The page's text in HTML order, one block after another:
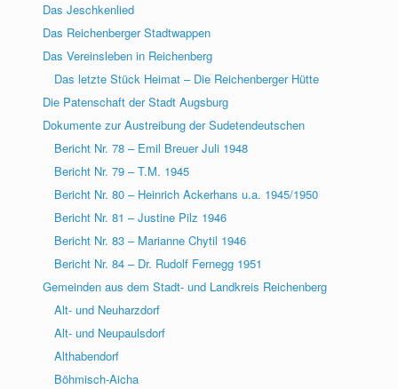
Das Jeschkenlied
Das Reichenberger Stadtwappen
Das Vereinsleben in Reichenberg
Das letzte Stück Heimat – Die Reichenberger Hütte
Die Patenschaft der Stadt Augsburg
Dokumente zur Austreibung der Sudetendeutschen
Bericht Nr. 78 – Emil Breuer Juli 1948
Bericht Nr. 79 – T.M. 1945
Bericht Nr. 80 – Heinrich Ackerhans u.a. 1945/1950
Bericht Nr. 81 – Justine Pilz 1946
Bericht Nr. 83 – Marianne Chytil 1946
Bericht Nr. 84 – Dr. Rudolf Fernegg 1951
Gemeinden aus dem Stadt- und Landkreis Reichenberg
Alt- und Neuharzdorf
Alt- und Neupaulsdorf
Althabendorf
Böhmisch-Aicha